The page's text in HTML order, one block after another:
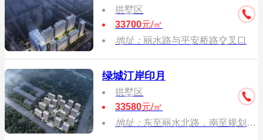
拱墅区
33700元/㎡
地址：丽水路与平安桥路交叉口
绿城汀岸印月
拱墅区
33580元/㎡
地址： 东至丽水北路，南至规划朱家坝路，西至规划康朱路，北至规划码头南路。